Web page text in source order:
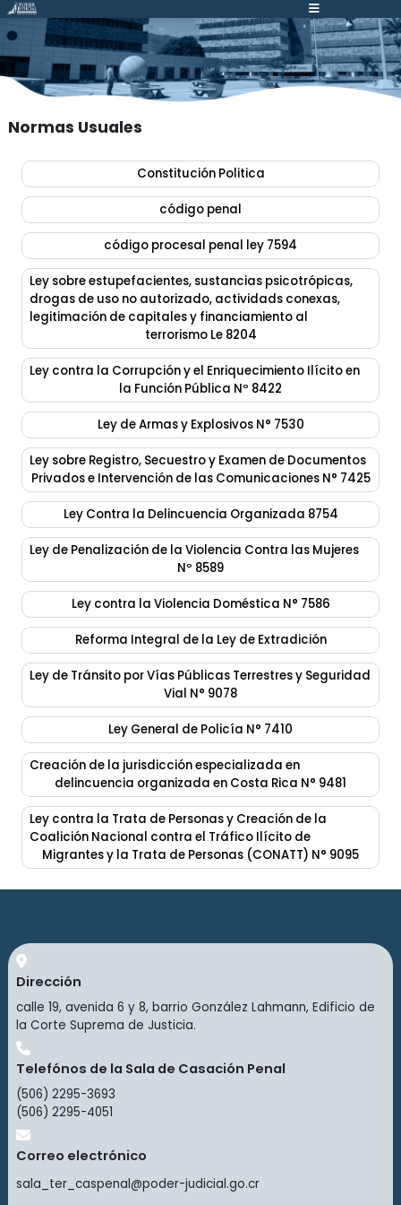
Atención:
Este
sitio
cuenta
un
sistema
accesibilidad.
Normas Usuales
Constitución Politica
código penal
código procesal penal ley 7594
Ley sobre estupefacientes, sustancias psicotrópicas,
drogas de uso no autorizado, actividads conexas,
legitimación de capitales y financiamiento al
terrorismo Le 8204
Ley contra la Corrupción y el Enriquecimiento Ilícito en
la Función Pública Nº 8422
Ley de Armas y Explosivos N° 7530
Ley sobre Registro, Secuestro y Examen de Documentos
Privados e Intervención de las Comunicaciones N° 7425
Ley Contra la Delincuencia Organizada 8754
Ley de Penalización de la Violencia Contra las Mujeres
Nº 8589
Ley contra la Violencia Doméstica N° 7586
Reforma Integral de la Ley de Extradición
Ley de Tránsito por Vías Públicas Terrestres y Seguridad
Vial N° 9078
Ley General de Policía N° 7410
Creación de la jurisdicción especializada en
delincuencia organizada en Costa Rica N° 9481
Ley contra la Trata de Personas y Creación de la
Coalición Nacional contra el Tráfico Ilícito de
Migrantes y la Trata de Personas (CONATT) N° 9095
Dirección
calle 19, avenida 6 y 8, barrio González Lahmann, Edificio de
la Corte Suprema de Justicia.
Telefónos de la Sala de Casación Penal
(506) 2295-3693
(506) 2295-4051
Correo electrónico
sala_ter_caspenal@poder-judicial.go.cr